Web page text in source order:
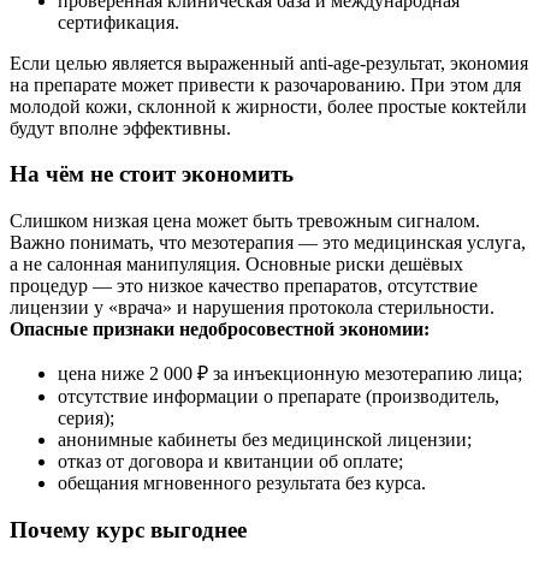
сертификация.
Если целью является выраженный anti-age-результат, экономия
на препарате может привести к разочарованию. При этом для
молодой кожи, склонной к жирности, более простые коктейли
будут вполне эффективны.
На чём не стоит экономить
Слишком низкая цена может быть тревожным сигналом.
Важно понимать, что мезотерапия — это медицинская услуга,
а не салонная манипуляция. Основные риски дешёвых
процедур — это низкое качество препаратов, отсутствие
лицензии у «врача» и нарушения протокола стерильности.
Опасные признаки недобросовестной экономии:
цена ниже 2 000 ₽ за инъекционную мезотерапию лица;
отсутствие информации о препарате (производитель,
серия);
анонимные кабинеты без медицинской лицензии;
отказ от договора и квитанции об оплате;
обещания мгновенного результата без курса.
Почему курс выгоднее